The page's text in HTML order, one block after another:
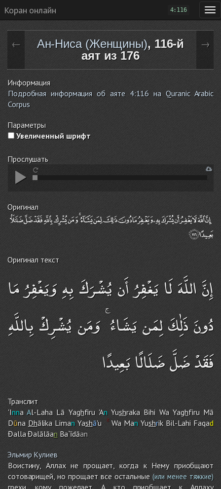
Коран онлайн 4:116
← Ан-Ниса (Женщины), 116-й
аят из 176
→
Информация
Подробная информация об аяте 4:116 на Quranic Arabic
Corpus
Параметры
Увеличенный шрифт
Прослушать
Оригинал
Оригинал текст
إِنَّ اللَّهَ لَا يَغْفِرُ أَن يُشْرَكَ بِهِ وَيَغْفِرُ مَا
دُونَ ذَٰلِكَ لِمَن يَشَاءُ ۚ وَمَن يُشْرِكْ بِاللَّهِ
فَقَدْ ضَلَّ ضَلَالًا بَعِيدًا
Транслит
'InnaAl-Laha Lā Yaghfiru 'AnYushraka BihiWa Yaghfiru Mā
Dūna Dhālika LimanYashā'u Wa Man Yushrik Bil-Lahi Faqad
Đalla ĐalālāanBa`īdāan
Эльмир Кулиев
Воистину, Аллах не прощает, когда к Нему приобщают
сотоварищей, но прощает все остальные(или менее тяжкие)
грехи, кому пожелает. А кто приобщает к Аллаху